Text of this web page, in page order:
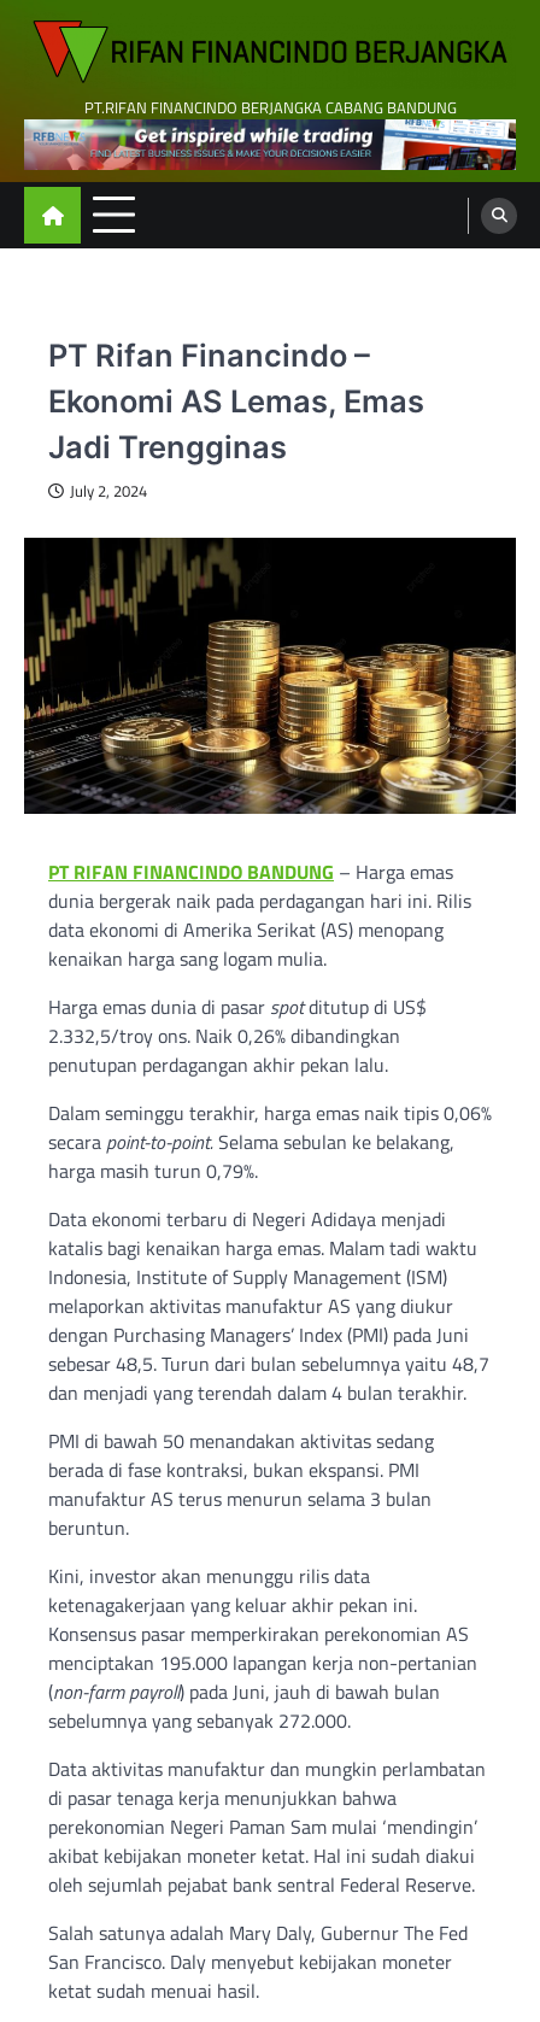
content
PT.RIFAN FINANCINDO BERJANGKA CABANG BANDUNG
PT Rifan Financindo –
Ekonomi AS Lemas, Emas
Jadi Trengginas
July 2, 2024
PT RIFAN FINANCINDO BANDUNG – Harga emas
dunia bergerak naik pada perdagangan hari ini. Rilis
data ekonomi di Amerika Serikat (AS) menopang
kenaikan harga sang logam mulia.
Harga emas dunia di pasar spotditutup di US$
2.332,5/troy ons. Naik 0,26% dibandingkan
penutupan perdagangan akhir pekan lalu.
Dalam seminggu terakhir, harga emas naik tipis 0,06%
secara point-to-point.Selama sebulan ke belakang,
harga masih turun 0,79%.
Data ekonomi terbaru di Negeri Adidaya menjadi
katalis bagi kenaikan harga emas. Malam tadi waktu
Indonesia, Institute of Supply Management (ISM)
melaporkan aktivitas manufaktur AS yang diukur
dengan Purchasing Managers’ Index (PMI) pada Juni
sebesar 48,5. Turun dari bulan sebelumnya yaitu 48,7
dan menjadi yang terendah dalam 4 bulan terakhir.
PMI di bawah 50 menandakan aktivitas sedang
berada di fase kontraksi, bukan ekspansi. PMI
manufaktur AS terus menurun selama 3 bulan
beruntun.
Kini, investor akan menunggu rilis data
ketenagakerjaan yang keluar akhir pekan ini.
Konsensus pasar memperkirakan perekonomian AS
menciptakan 195.000 lapangan kerja non-pertanian
(non-farm payroll) pada Juni, jauh di bawah bulan
sebelumnya yang sebanyak 272.000.
Data aktivitas manufaktur dan mungkin perlambatan
di pasar tenaga kerja menunjukkan bahwa
perekonomian Negeri Paman Sam mulai ‘mendingin’
akibat kebijakan moneter ketat. Hal ini sudah diakui
oleh sejumlah pejabat bank sentral Federal Reserve.
Salah satunya adalah Mary Daly, Gubernur The Fed
San Francisco. Daly menyebut kebijakan moneter
ketat sudah menuai hasil.